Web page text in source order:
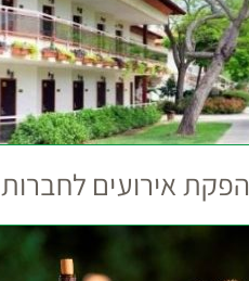
הפקת אירועים לחברות